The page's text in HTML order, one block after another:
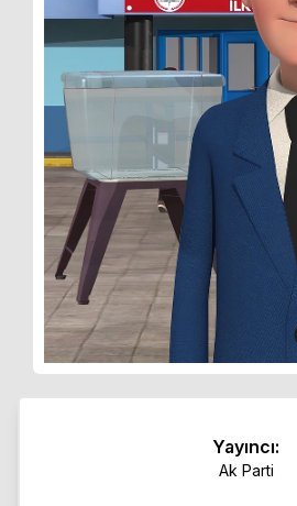
Yayıncı:
Ak Parti